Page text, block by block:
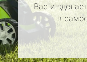
Вас и
в